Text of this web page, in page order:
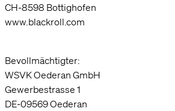
CH-8598 Bottighofen
www.blackroll.com
Bevollmächtigter:
WSVK Oederan GmbH
Gewerbestrasse 1
DE-09569 Oederan